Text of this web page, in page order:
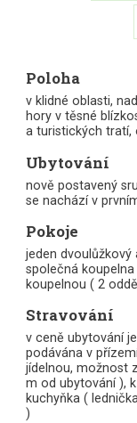
Poloha
v klidné oblasti,
hory v těsné
a turistických tratí,
Ubytování
nově postavený
se nachází v
Pokoje
jeden
společná
koupelnou ( 2
Stravování
v ceně ubytování
podávána v
jídelnou, možnost
m od ubytování ),
kuchyňka (
)